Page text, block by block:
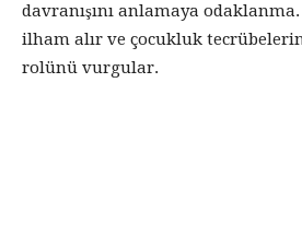
davranışını anlamaya
ilham alır ve çocukluk
rolünü vurgular.